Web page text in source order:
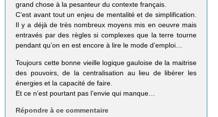
grand chose à la pesanteur du contexte français.
C’est avant tout un enjeu de mentalité et de simplification.
Il y a déjà de très nombreux moyens mis en oeuvre mais
entravés par des règles si complexes que la terre tourne
pendant qu’on en est encore à lire le mode d’emploi…
Toujours cette bonne vieille logique gauloise de la maitrise
des pouvoirs, de la centralisation au lieu de libérer les
énergies et la capacité de faire.
Et ce n’est pourtant pas l’envie qui manque…
Répondre à ce commentaire